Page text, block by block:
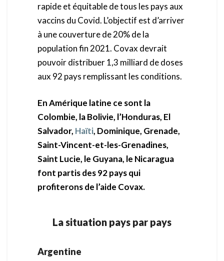
rapide et équitable de tous les pays aux
vaccins du Covid. L’objectif est d’arriver
à une couverture de 20% de la
population fin 2021. Covax devrait
pouvoir distribuer 1,3 milliard de doses
aux 92 pays remplissant les conditions.
En Amérique latine ce sont la
Colombie, la Bolivie, l’Honduras, El
Salvador, Haïti, Dominique, Grenade,
Saint-Vincent-et-les-Grenadines,
Saint Lucie, le Guyana, le Nicaragua
font partis des 92 pays qui
profiterons de l’aide Covax.
La situation pays par pays
Argentine